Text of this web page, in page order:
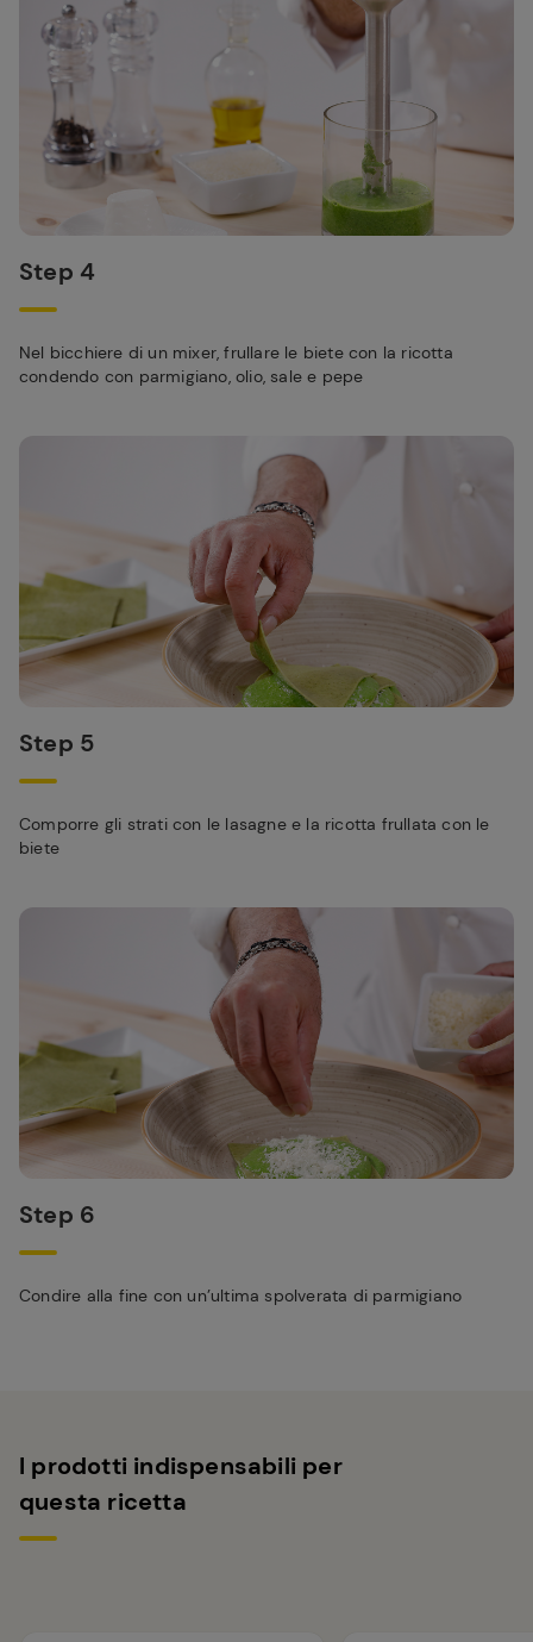
Step 4
Nel bicchiere di un mixer, frullare le biete con la ricotta
condendo con parmigiano, olio, sale e pepe
Step 5
Comporre gli strati con le lasagne e la ricotta frullata con le
biete
Step 6
Condire alla fine con un’ultima spolverata di parmigiano
I prodotti indispensabili per
questa ricetta